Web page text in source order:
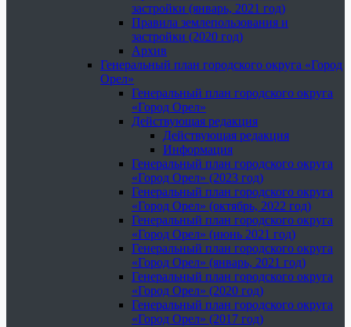
застройки (январь, 2021 год)
Правила землепользования и
застройки (2020 год)
Архив
Генеральный план городского округа «Город
Орел»
Генеральный план городского округа
«Город Орел»
Действующая редакция
Действующая редакция
Информация
Генеральный план городского округа
«Город Орел» (2023 год)
Генеральный план городского округа
«Город Орел» (октябрь, 2022 год)
Генеральный план городского округа
«Город Орел» (июнь 2021 год)
Генеральный план городского округа
«Город Орел» (январь, 2021 год)
Генеральный план городского округа
«Город Орел» (2020 год)
Генеральный план городского округа
«Город Орел» (2017 год)